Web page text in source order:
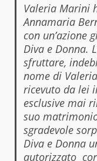
Valeria Marini
Annamaria
con un’azione
Diva e Donna.
sfruttare,
nome di
ricevuto da lei
esclusive mai
suo
sgradevole
Diva e Donna
autorizzato